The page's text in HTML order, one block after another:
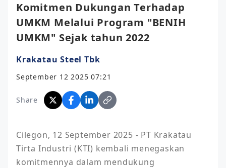
Komitmen Dukungan Terhadap
UMKM Melalui Program "BENIH
UMKM" Sejak tahun 2022
Krakatau Steel Tbk
September 12 2025 07:21
Share
Cilegon, 12 September 2025 - PT Krakatau
Tirta Industri (KTI) kembali menegaskan
komitmennya dalam mendukung